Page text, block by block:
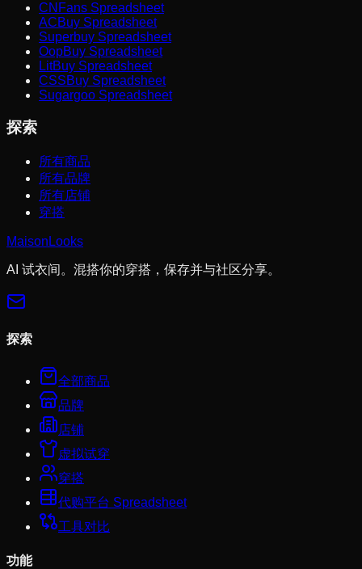
CNFans Spreadsheet
ACBuy Spreadsheet
Superbuy Spreadsheet
OopBuy Spreadsheet
LitBuy Spreadsheet
CSSBuy Spreadsheet
Sugargoo Spreadsheet
探索
所有商品
所有品牌
所有店铺
穿搭
MaisonLooks
AI 试衣间。混搭你的穿搭，保存并与社区分享。
探索
全部商品
品牌
店铺
虚拟试穿
穿搭
代购平台 Spreadsheet
工具对比
功能